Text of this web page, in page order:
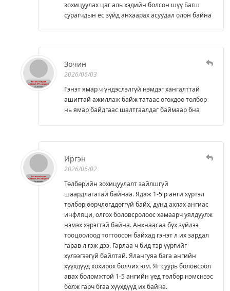
зохицуулах цаг аль хэдийн болсон шүү Багш
сурагчдын ёс зүйд анхаарах асуудал олон байна
Зочин
2026/06/03
Гэнэт ямар ч үндэслэлгүй нэмдэг хангалттай
ашигтай ажиллаж байж татаас өгөхдөө төлбөр
нь ямар байдгаас шалтгаалдаг баймаар бна
Иргэн
2026/06/02
Төлбөрийн зохицуулалт зайлшгүй
шаардлагатай байнаа. Ядаж 1-5 р анги хүртэл
төлбөр өөрчлөгддөггүй байх, дунд ахлах ангиас
инфляци, олгох боловсролоос хамаарч уялдуулж
нэмэх хэрэгтэй байна. Анхнаасаа бүх зүйлээ
тооцоолоод тогтоосон байхад гэнэт л их зардал
гарав л гэж дээ. Гарлаа ч бид тэр үүргийг
хүлээгээгүй байлтай. Ялангуяа бага ангийн
хүүхдүүд хохирох болчих юм. Яг суурь боловсрол
авах боломжтой 1-5 ангийн үед төлбөр нэмснээс
болж гарч бгаа хүүхдүүд их байна.